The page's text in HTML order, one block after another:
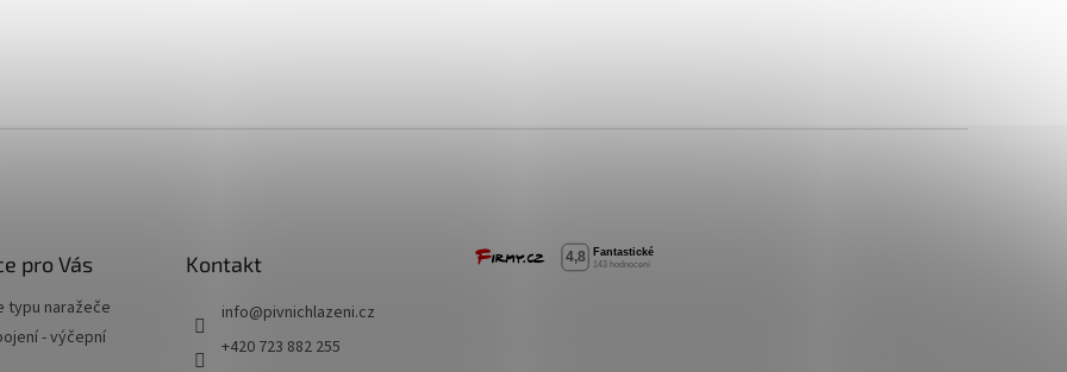
pro Vás
typu naražeče
- výčepní
Kontakt
info@pivnichlazeni.cz
+420 723 882 255